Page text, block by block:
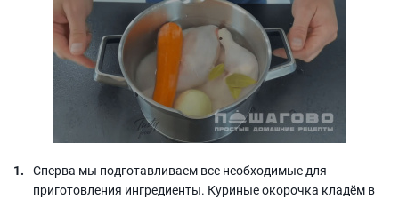
Сперва мы подготавливаем все необходимые для
приготовления ингредиенты. Куриные окорочка кладём в